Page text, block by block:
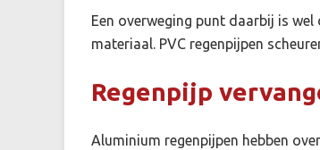
Een overweging punt daarbij is
materiaal. PVC regenpijpen
Regenpijp
Aluminium regenpijpen hebben